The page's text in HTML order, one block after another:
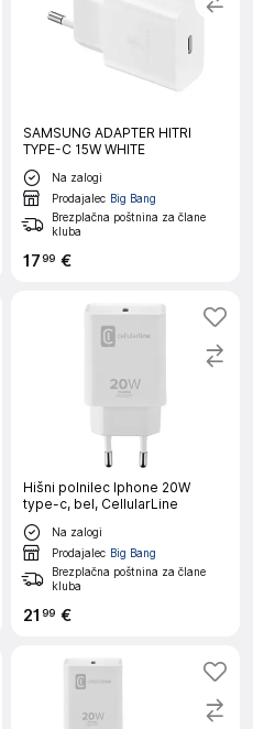
SAMSUNG ADAPTER HITRI
TYPE-C 15W WHITE
Na zalogi
Prodajalec Big Bang
Brezplačna poštnina za člane
kluba
1799 €
Hišni polnilec Iphone 20W
type-c, bel, CellularLine
Na zalogi
Prodajalec Big Bang
Brezplačna poštnina za člane
kluba
21 99 €